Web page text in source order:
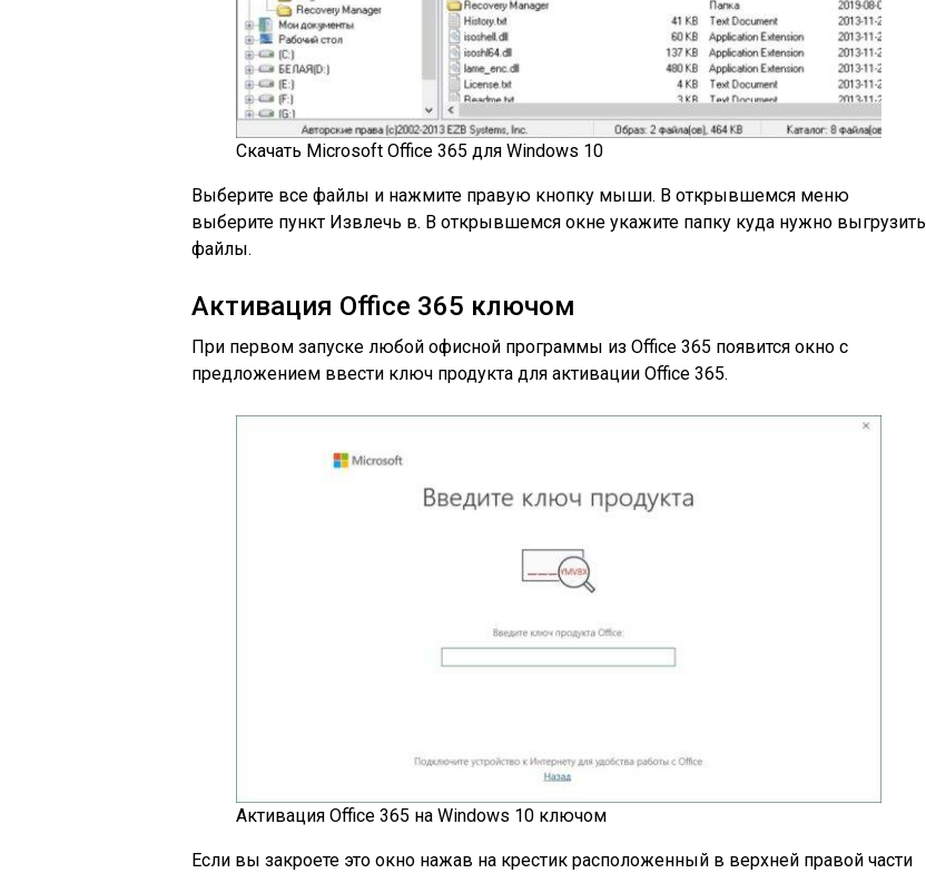
Скачать Microsoft Office 365 для Windows 10
Выберите все файлы и нажмите правую кнопку мыши. В открывшемся меню
выберите пункт Извлечь в. В открывшемся окне укажите папку куда нужно выгрузить
файлы.
Активация Office 365 ключом
При первом запуске любой офисной программы из Office 365 появится окно с
предложением ввести ключ продукта для активации Office 365.
Активация Office 365 на Windows 10 ключом
Если вы закроете это окно нажав на крестик расположенный в верхней правой части